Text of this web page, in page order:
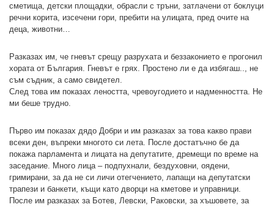
сметища, детски площадки, обрасли с тръни, затлачени от боклуци
речни корита, изсечени гори, пребити на улицата, пред очите на
деца, животни…
Разказах им, че гневът срещу разрухата и беззаконието е прогонил
хората от България. Гневът е грях. Простено ли е да избягаш.., не
съм съдник, а само свидетел.
След това им показах леността, чревоугодието и надменността. Не
ми беше трудно.
Първо им показах дядо Добри и им разказах за това какво прави
всеки ден, въпреки многото си лета. После достатъчно бе да
покажа парламента и лицата на депутатите, дремещи по време на
заседание. Много лица – подпухнали, бездуховни, оядени,
гримирани, за да не си личи отегчението, лапащи на депутатски
трапези и банкети, къщи като дворци на кметове и управници.
После им разказах за Ботев, Левски, Раковски, за хъшовете, за